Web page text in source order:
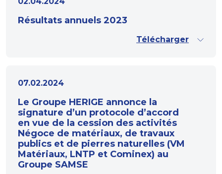
Résultats annuels 2023
Télécharger
07.02.2024
Le Groupe HERIGE annonce la
signature d’un protocole d’accord
en vue de la cession des activités
Négoce de matériaux, de travaux
publics et de pierres naturelles (VM
Matériaux, LNTP et Cominex) au
Groupe SAMSE